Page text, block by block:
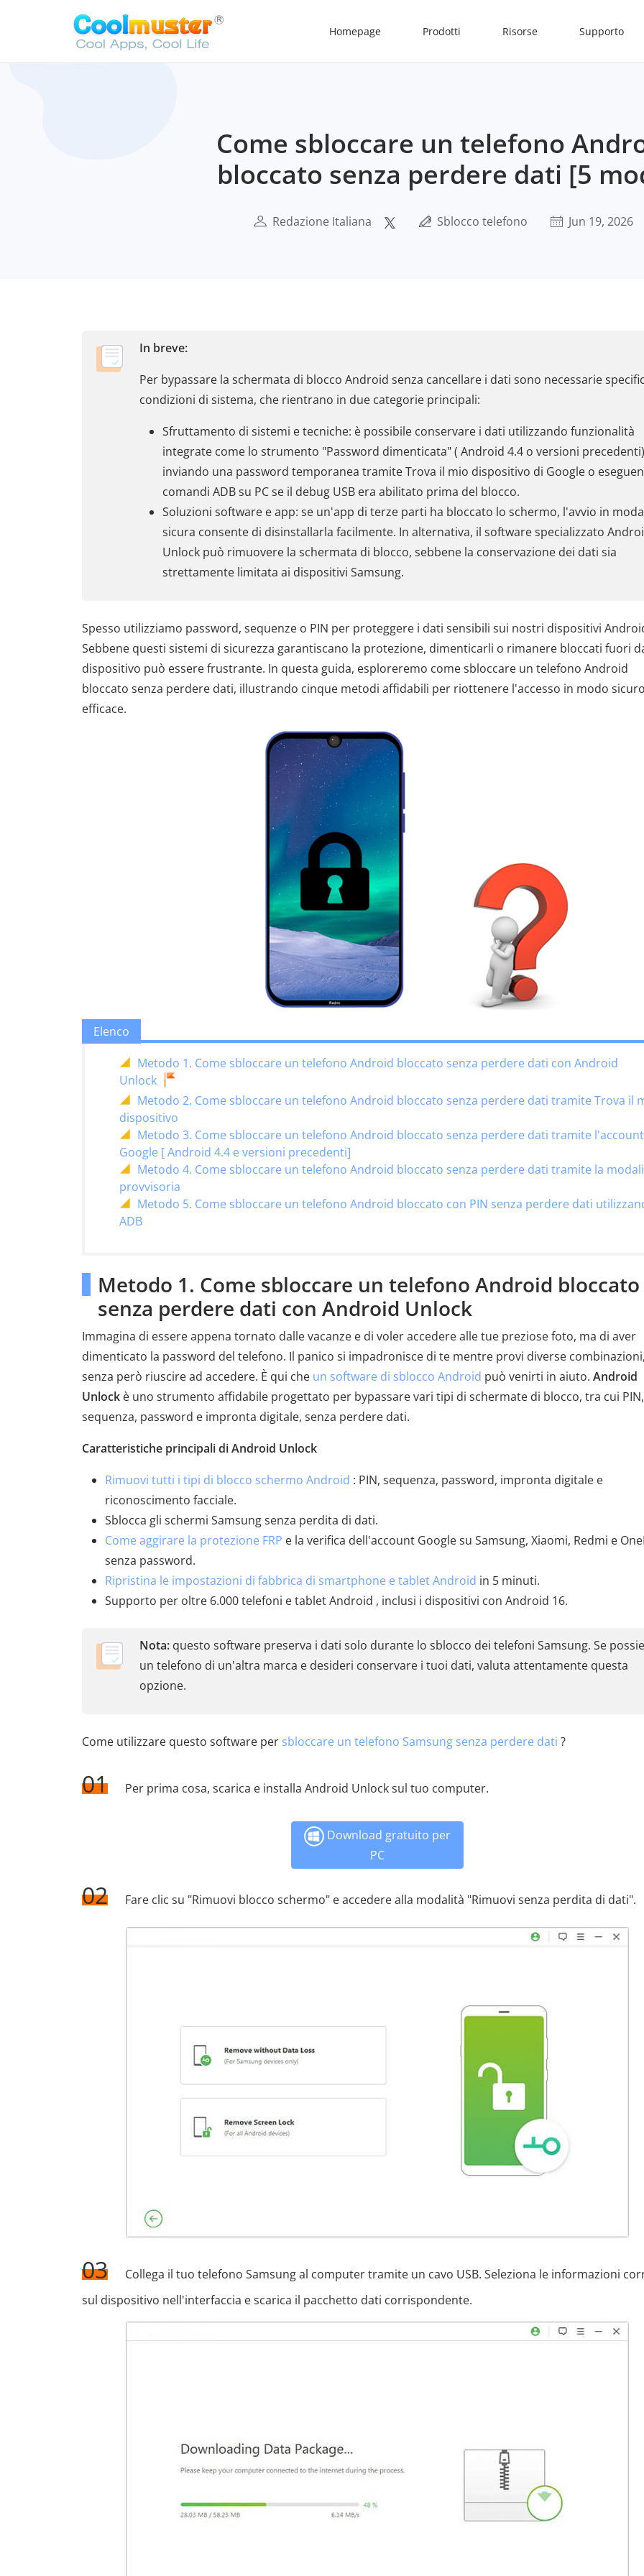
Homepage Prodotti Risorse Supporto
Come sbloccare un telefono
bloccato senza perdere dati [5
Redazione Italiana Sblocco telefono Jun 19, 2026
In breve:
Per bypassare la schermata di blocco Android senza cancellare i dati sono necessarie
condizioni di sistema, che rientrano in due categorie principali:
Sfruttamento di sistemi e tecniche: è possibile conservare i dati utilizzando funzionalità
integrate come lo strumento "Password dimenticata" ( Android 4.4 o versioni
inviando una password temporanea tramite Trova il mio dispositivo di Google o
comandi ADB su PC se il debug USB era abilitato prima del blocco.
Soluzioni software e app: se un'app di terze parti ha bloccato lo schermo, l'avvio in
sicura consente di disinstallarla facilmente. In alternativa, il software specializzato
Unlock può rimuovere la schermata di blocco, sebbene la conservazione dei dati sia
strettamente limitata ai dispositivi Samsung.
Spesso utilizziamo password, sequenze o PIN per proteggere i dati sensibili sui nostri dispositivi
Sebbene questi sistemi di sicurezza garantiscano la protezione, dimenticarli o rimanere bloccati fuori
dispositivo può essere frustrante. In questa guida, esploreremo come sbloccare un telefono Android
bloccato senza perdere dati, illustrando cinque metodi affidabili per riottenere l'accesso in modo
efficace.
Elenco
Metodo 1. Come sbloccare un telefono Android bloccato senza perdere dati con Android
Unlock
Metodo 2. Come sbloccare un telefono Android bloccato senza perdere dati tramite Trova il
dispositivo
Metodo 3. Come sbloccare un telefono Android bloccato senza perdere dati tramite l'account
Google [ Android 4.4 e versioni precedenti]
Metodo 4. Come sbloccare un telefono Android bloccato senza perdere dati tramite la
provvisoria
Metodo 5. Come sbloccare un telefono Android bloccato con PIN senza perdere dati
ADB
Metodo 1. Come sbloccare un telefono Android bloccato
senza perdere dati con Android Unlock
Immagina di essere appena tornato dalle vacanze e di voler accedere alle tue preziose foto, ma di aver
dimenticato la password del telefono. Il panico si impadronisce di te mentre provi diverse
senza però riuscire ad accedere. È qui che un software di sblocco Android può venirti in aiuto. Android
Unlock è uno strumento affidabile progettato per bypassare vari tipi di schermate di blocco, tra cui PIN,
sequenza, password e impronta digitale, senza perdere dati.
Caratteristiche principali di Android Unlock
Rimuovi tutti i tipi di blocco schermo Android : PIN, sequenza, password, impronta digitale e
riconoscimento facciale.
Sblocca gli schermi Samsung senza perdita di dati.
Come aggirare la protezione FRP e la verifica dell'account Google su Samsung, Xiaomi, Redmi e
senza password.
Ripristina le impostazioni di fabbrica di smartphone e tablet Android in 5 minuti.
Supporto per oltre 6.000 telefoni e tablet Android , inclusi i dispositivi con Android 16.
Nota: questo software preserva i dati solo durante lo sblocco dei telefoni Samsung. Se
un telefono di un'altra marca e desideri conservare i tuoi dati, valuta attentamente questa
opzione.
Come utilizzare questo software per sbloccare un telefono Samsung senza perdere dati ?
01 Per prima cosa, scarica e installa Android Unlock sul tuo computer.
Download gratuito per
PC
02 Fare clic su "Rimuovi blocco schermo" e accedere alla modalità "Rimuovi senza perdita di dati".
03
Collega il tuo telefono Samsung al computer tramite un cavo USB. Seleziona le informazioni
sul dispositivo nell'interfaccia e scarica il pacchetto dati corrispondente.